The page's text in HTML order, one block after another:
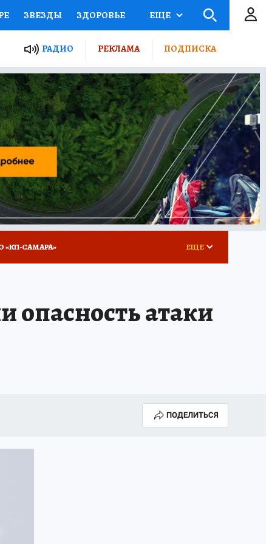
ЗВЕЗДЫ ЗДОРОВЬЕ
ПРОЕКТЫ РОССИИ
ПУТЕВОДИТЕЛЬ
ТУРИЗМ
ВСЕ О КП РАДИО КП
ЕЩЕ
РАДИО РЕКЛАМА ПОДПИСКА
«КП-САМАРА»
ДЕНЬ ПОБЕДЫ В САМАРЕ 2025
ЕЩЕ
опасность атаки
ПОДЕЛИТЬСЯ